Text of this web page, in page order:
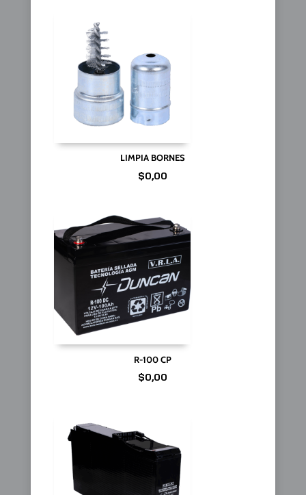
LIMPIA BORNES
$0,00
R-100 CP
$0,00